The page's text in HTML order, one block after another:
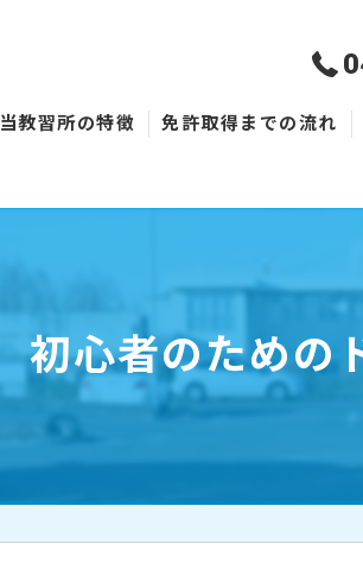
当教習所の特徴 免許取得までの流れ
初心者のための